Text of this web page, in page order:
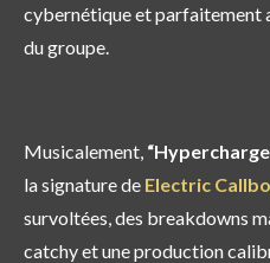
cybernétique et parfaitement
du groupe.
Musicalement,
la signature de Electric
survoltées, des breakdowns
catchy et une production